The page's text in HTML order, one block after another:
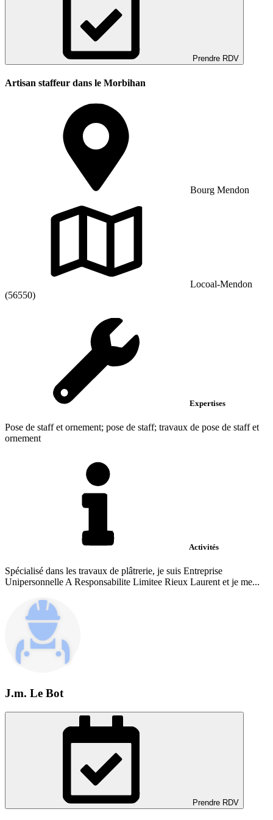
Prendre RDV
Artisan staffeur dans le Morbihan
Bourg Mendon
Locoal-Mendon
(56550)
Expertises
Pose de staff et ornement; pose de staff; travaux de pose de staff et
ornement
Activités
Spécialisé dans les travaux de plâtrerie, je suis Entreprise
Unipersonnelle A Responsabilite Limitee Rieux Laurent et je me...
J.m. Le Bot
Prendre RDV